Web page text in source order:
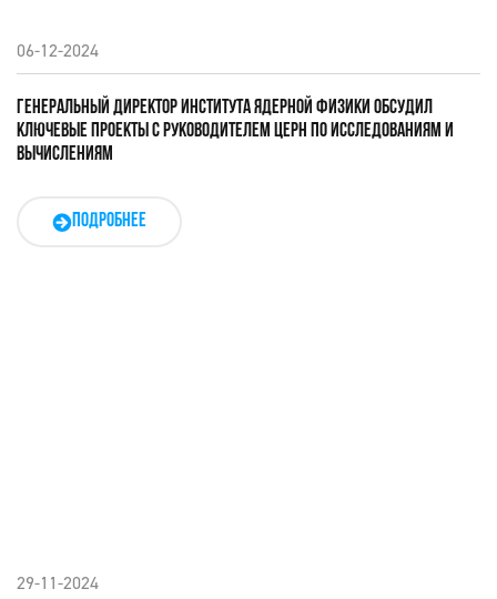
06-12-2024
ГЕНЕРАЛЬНЫЙ ДИРЕКТОР ИНСТИТУТА ЯДЕРНОЙ ФИЗИКИ ОБСУДИЛ
КЛЮЧЕВЫЕ ПРОЕКТЫ С РУКОВОДИТЕЛЕМ ЦЕРН ПО ИССЛЕДОВАНИЯМ И
ВЫЧИСЛЕНИЯМ
ПОДРОБНЕЕ
29-11-2024